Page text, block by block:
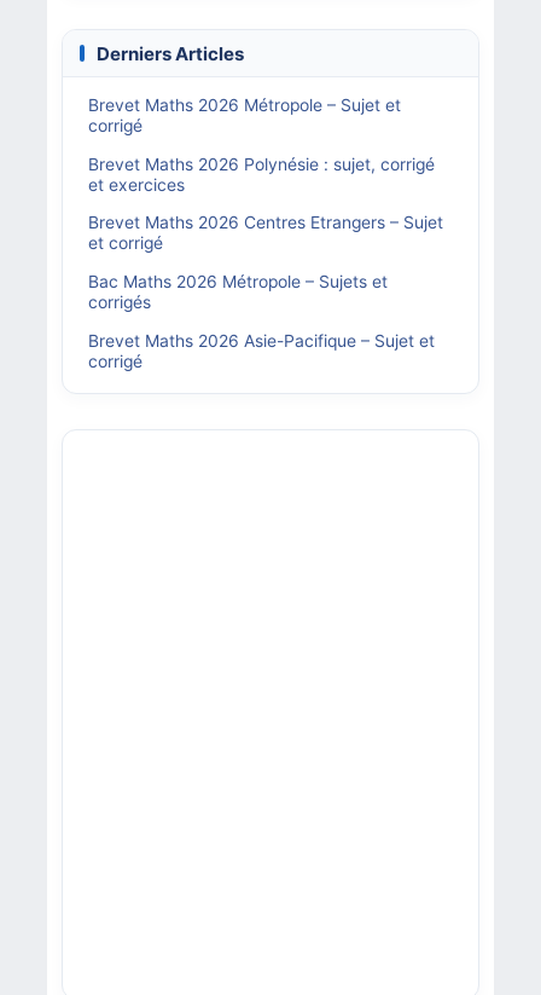
Derniers Articles
Brevet Maths 2026 Métropole – Sujet et
corrigé
Brevet Maths 2026 Polynésie : sujet, corrigé
et exercices
Brevet Maths 2026 Centres Etrangers – Sujet
et corrigé
Bac Maths 2026 Métropole – Sujets et
corrigés
Brevet Maths 2026 Asie-Pacifique – Sujet et
corrigé